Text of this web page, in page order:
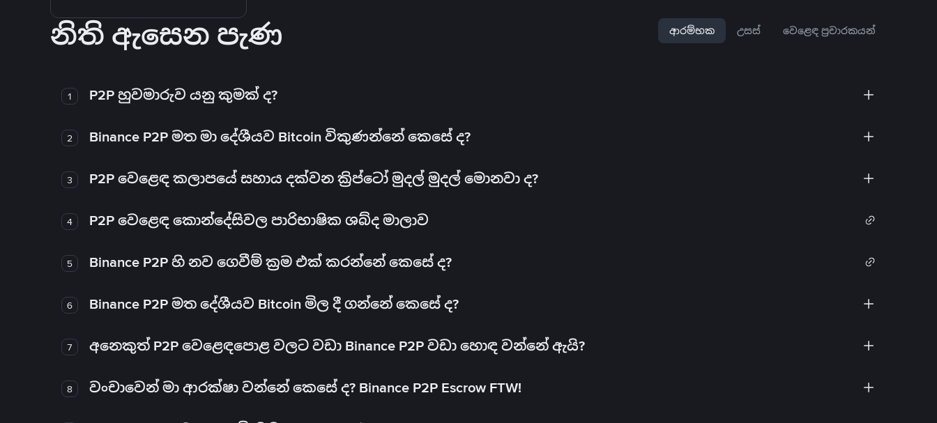
නිති ඇසෙන පැණ ආරම්භක උසස් වෙළෙඳ ප්‍රචාරකයන්
1 P2P හුවමාරුව යනු කුමක් ද?
2 Binance P2P මත මා දේශීයව Bitcoin විකුණන්නේ කෙසේ ද?
3 P2P වෙළෙඳ කලාපයේ සහාය දක්වන ක්‍රිප්ටෝ මුදල් මුදල් මොනවා ද?
4 P2P වෙළෙඳ කොන්දේසිවල පාරිභාෂික ශබ්ද මාලාව
5 Binance P2P හි නව ගෙවීම් ක්‍රම එක් කරන්නේ කෙසේ ද?
6 Binance P2P මත දේශීයව Bitcoin මිල දී ගන්නේ කෙසේ ද?
7 අනෙකුත් P2P වෙළෙඳපොළ වලට වඩා Binance P2P වඩා හොඳ වන්නේ ඇයි?
8 වංචාවෙන් මා ආරක්ෂා වන්නේ කෙසේ ද? Binance P2P Escrow FTW!